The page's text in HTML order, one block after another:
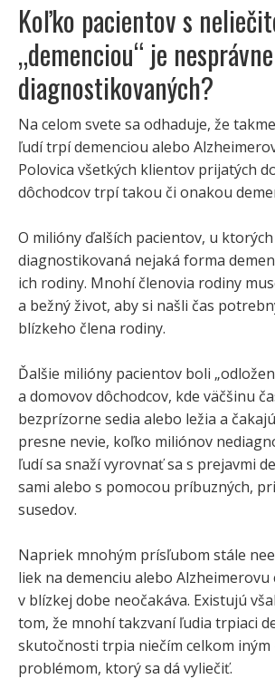
Koľko pacientov s
„demenciou“ je nesprávne
diagnostikovaných?
Na celom svete sa odhaduje, že
ľudí trpí demenciou alebo
Polovica všetkých klientov prijatých
dôchodcov trpí takou či onakou
O milióny ďalších pacientov, u
diagnostikovaná nejaká forma
ich rodiny. Mnohí členovia rodiny
a bežný život, aby si našli čas
blízkeho člena rodiny.
Ďalšie milióny pacientov boli
a domovov dôchodcov, kde väčšinu
bezprízorne sedia alebo ležia a
presne nevie, koľko miliónov
ľudí sa snaží vyrovnať sa s prejavmi
sami alebo s pomocou príbuzných,
susedov.
Napriek mnohým prísľubom stále
liek na demenciu alebo
v blízkej dobe neočakáva. Existujú
tom, že mnohí takzvaní ľudia trpiaci
skutočnosti trpia niečím celkom iným
problémom, ktorý sa dá vyliečiť.